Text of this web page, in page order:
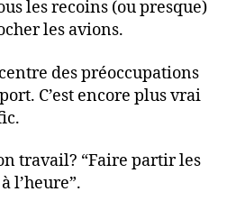
les recoins (ou presque)
les avions.
des préoccupations
C’est encore plus vrai
travail? “Faire partir les
l’heure”.